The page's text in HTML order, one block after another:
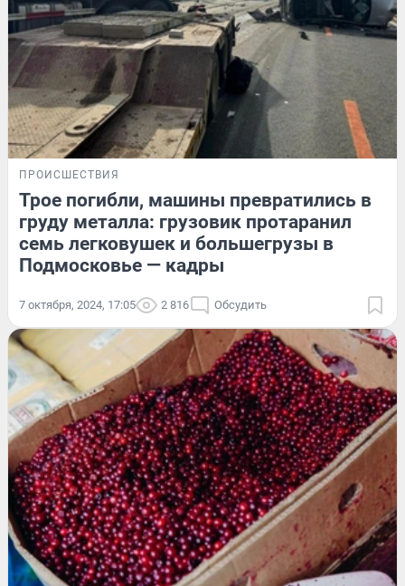
ПРОИСШЕСТВИЯ
Трое погибли, машины превратились в
груду металла: грузовик протаранил
семь легковушек и большегрузы в
Подмосковье — кадры
7 октября, 2024, 17:05 2 816 Обсудить